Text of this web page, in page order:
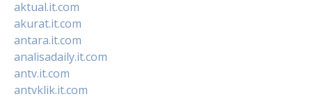
aktual.it.com
akurat.it.com
antara.it.com
analisadaily.it.com
antv.it.com
antvklik.it.com